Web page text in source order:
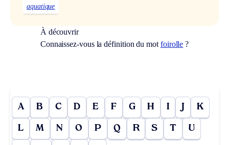
aquatique
À découvrir
Connaissez-vous la définition du mot foirolle ?
A B C D E F G H I J K
L M N O P Q R S T U